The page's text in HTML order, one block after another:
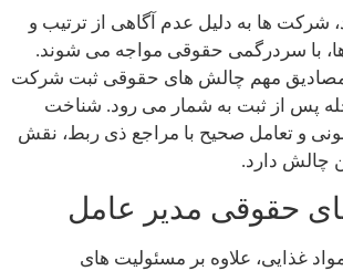
شرکت ها به دلیل عدم آگاهی از ترتیب و
با سردرگمی حقوقی مواجه می شوند.
مصادیق مهم چالش های حقوقی ثبت شرکت
پس از ثبت به شمار می رود. شناخت
و تعامل صحیح با مراجع ذی ربط، نقش
چالش دارد.
حقوقی مدیر عامل
غذایی، علاوه بر مسئولیت های